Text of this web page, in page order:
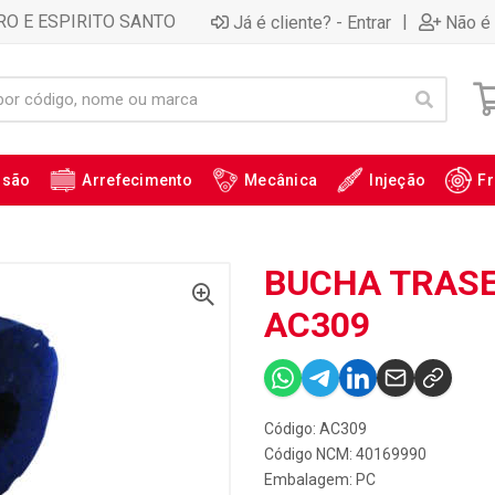
E ESPIRITO SANTO Já é cliente? - Entrar | Não
Arrefecimento Mecânica Injeção
BUCHA
AC309
Código: AC309
Código NCM: 40169990
Embalagem: PC